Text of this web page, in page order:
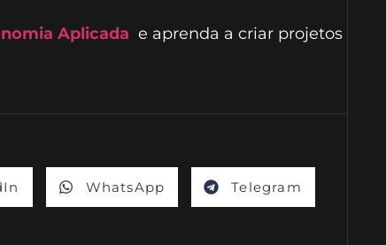
Aplicada e aprenda a criar projetos
WhatsApp Telegram